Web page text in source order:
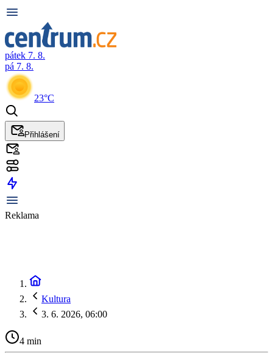
pátek 7. 8.
pá 7. 8.
23°C
Přihlášení
Reklama
Kultura
3. 6. 2026, 06:00
4 min